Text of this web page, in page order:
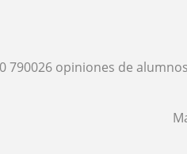
790026 opiniones de alumnos